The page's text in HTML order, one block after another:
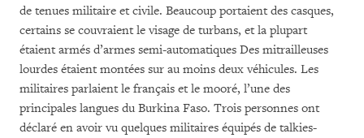
de tenues militaire et civile. Beaucoup portaient des casques,
certains se couvraient le visage de turbans, et la plupart
étaient armés d’armes semi-automatiques Des mitrailleuses
lourdes étaient montées sur au moins deux véhicules. Les
militaires parlaient le français et le mooré, l’une des
principales langues du Burkina Faso. Trois personnes ont
déclaré en avoir vu quelques militaires équipés de talkies-